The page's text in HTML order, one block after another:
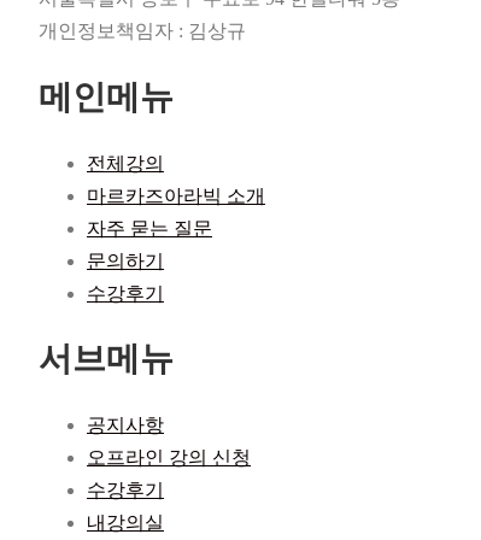
개인정보책임자 : 김상규
메인메뉴
전체강의
마르카즈아라빅 소개
자주 묻는 질문
문의하기
수강후기
서브메뉴
공지사항
오프라인 강의 신청
수강후기
내강의실